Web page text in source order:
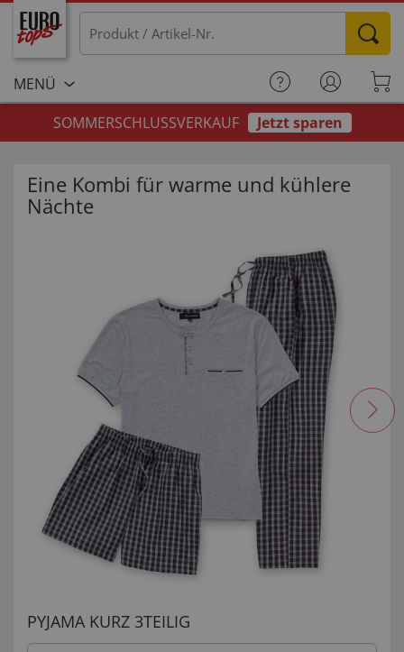
MENÜ
SOMMERSCHLUSSVERKAUF
Jetzt sparen
Eine Kombi für warme und kühlere
Nächte
PYJAMA KURZ 3TEILIG